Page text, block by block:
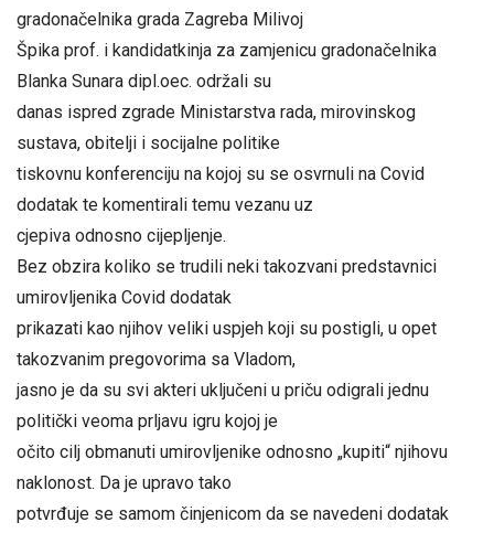
gradonačelnika grada Zagreba Milivoj
Špika prof. i kandidatkinja za zamjenicu gradonačelnika
Blanka Sunara dipl.oec. održali su
danas ispred zgrade Ministarstva rada, mirovinskog
sustava, obitelji i socijalne politike
tiskovnu konferenciju na kojoj su se osvrnuli na Covid
dodatak te komentirali temu vezanu uz
cjepiva odnosno cijepljenje.
Bez obzira koliko se trudili neki takozvani predstavnici
umirovljenika Covid dodatak
prikazati kao njihov veliki uspjeh koji su postigli, u opet
takozvanim pregovorima sa Vladom,
jasno je da su svi akteri uključeni u priču odigrali jednu
politički veoma prljavu igru kojoj je
očito cilj obmanuti umirovljenike odnosno „kupiti“ njihovu
naklonost. Da je upravo tako
potvrđuje se samom činjenicom da se navedeni dodatak